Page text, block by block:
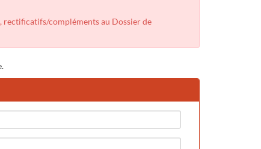
rectificatifs/compléments au Dossier de